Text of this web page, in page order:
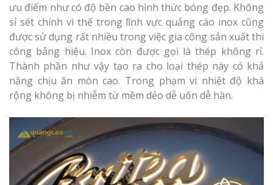
ưu điểm như có độ bền cao hình thức bóng đẹp. Không
sỉ sét chính vì thế trong lĩnh vực quảng cáo inox cũng
được sử dụng rất nhiều trong việc gia công sản xuất thi
công bảng hiệu. Inox còn được gọi là thép không rỉ.
Thành phần như vậy tạo ra cho loại thép này có khả
năng chịu ăn mòn cao. Trong phạm vi nhiệt độ khá
rộng không bị nhiễm từ mềm dẻo dễ uốn dễ hàn.